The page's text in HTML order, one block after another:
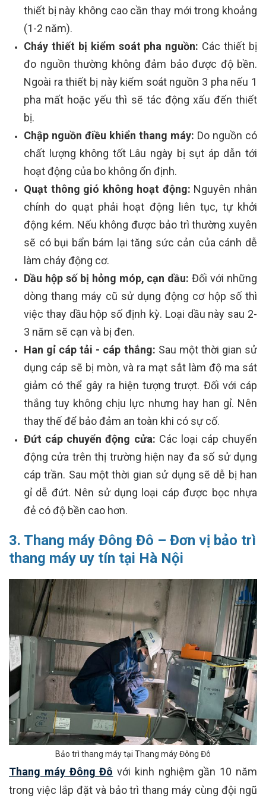
thiết bị này không cao cần thay mới trong khoảng
(1-2 năm).
Cháy thiết bị kiểm soát pha nguồn: Các thiết bị
đo nguồn thường không đảm bảo được độ bền.
Ngoài ra thiết bị này kiểm soát nguồn 3 pha nếu 1
pha mất hoặc yếu thì sẽ tác động xấu đến thiết
bị.
Chập nguồn điều khiển thang máy: Do nguồn có
chất lượng không tốt Lâu ngày bị sụt áp dẫn tới
hoạt động của bo không ổn định.
Quạt thông gió không hoạt động: Nguyên nhân
chính do quạt phải hoạt động liên tục, tự khởi
động kém. Nếu không được bảo trì thường xuyên
sẽ có bụi bẩn bám lại tăng sức cản của cánh dễ
làm cháy động cơ.
Dầu hộp số bị hỏng móp, cạn dầu: Đối với những
dòng thang máy cũ sử dụng động cơ hộp số thì
việc thay dầu hộp số định kỳ. Loại dầu này sau 2-
3 năm sẽ cạn và bị đen.
Han gỉ cáp tải - cáp thắng: Sau một thời gian sử
dụng cáp sẽ bị mòn, và ra mạt sắt làm độ ma sát
giảm có thể gây ra hiện tượng trượt. Đối với cáp
thắng tuy không chịu lực nhưng hay han gỉ. Nên
thay thế để bảo đảm an toàn khi có sự cố.
Đứt cáp chuyển động cửa: Các loại cáp chuyển
động cửa trên thị trường hiện nay đa số sử dụng
cáp trần. Sau một thời gian sử dụng sẽ dễ bị han
gỉ dễ đứt. Nên sử dụng loại cáp được bọc nhựa
đẻ có độ bền cao hơn.
3. Thang máy Đông Đô – Đơn vị bảo trì
thang máy uy tín tại Hà Nội
Bảo trì thang máy tại Thang máy Đông Đô
Thang máy Đông Đô với kinh nghiệm gần 10 năm
trong việc lắp đặt và bảo trì thang máy cùng đội ngũ